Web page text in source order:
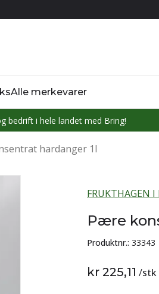
Alle merkevarer
bedrift i hele landet med Bring!
hardanger 1l
FRUKTHAGEN I
Pære
Produktnr.: 33343
kr 225,11 /stk